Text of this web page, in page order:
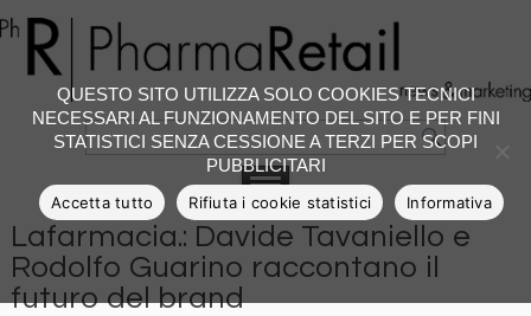
Lafarmacia.: Davide Tavaniello e
Rodolfo Guarino raccontano il
futuro del brand
QUESTO SITO UTILIZZA SOLO COOKIES TECNICI
NECESSARI AL FUNZIONAMENTO DEL SITO E PER FINI
STATISTICI SENZA CESSIONE A TERZI PER SCOPI
PUBBLICITARI
Accetta tutto Rifiuta i cookie statistici Informativa